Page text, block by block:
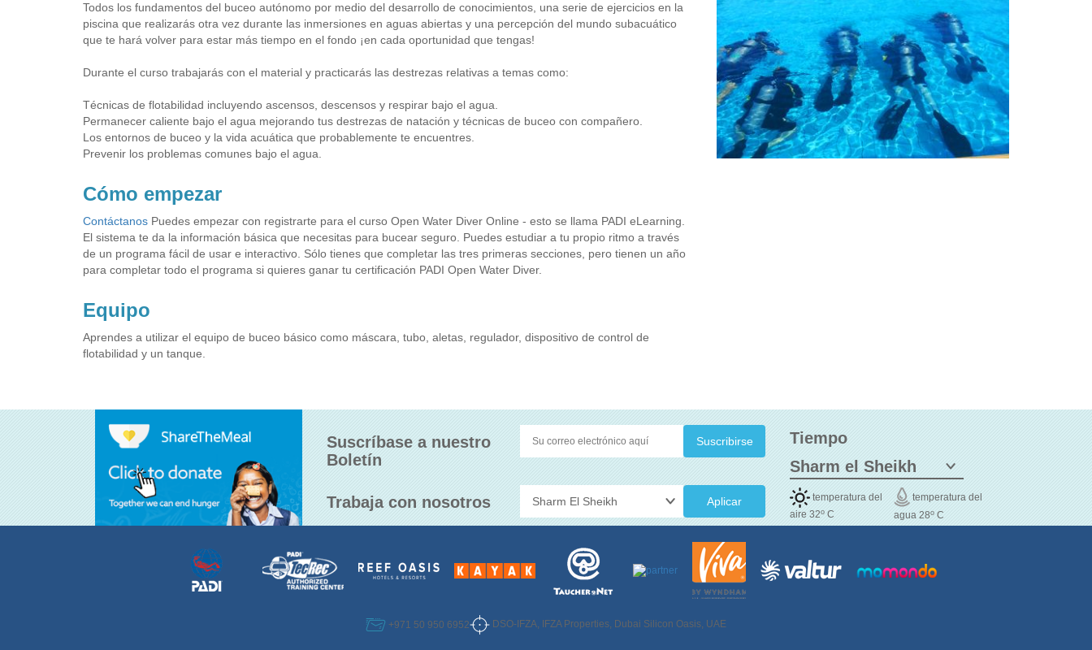
Todos los fundamentos del buceo autónomo por medio del desarrollo de conocimientos, una serie de ejercicios en la
piscina que realizarás otra vez durante las inmersiones en aguas abiertas y una percepción del mundo subacuático
que te hará volver para estar más tiempo en el fondo ¡en cada oportunidad que tengas!
Durante el curso trabajarás con el material y practicarás las destrezas relativas a temas como:
Técnicas de flotabilidad incluyendo ascensos, descensos y respirar bajo el agua.
Permanecer caliente bajo el agua mejorando tus destrezas de natación y técnicas de buceo con compañero.
Los entornos de buceo y la vida acuática que probablemente te encuentres.
Prevenir los problemas comunes bajo el agua.
Cómo empezar
Contáctanos Puedes empezar con registrarte para el curso Open Water Diver Online - esto se llama PADI eLearning.
El sistema te da la información básica que necesitas para bucear seguro. Puedes estudiar a tu propio ritmo a través
de un programa fácil de usar e interactivo. Sólo tienes que completar las tres primeras secciones, pero tienen un año
para completar todo el programa si quieres ganar tu certificación PADI Open Water Diver.
Equipo
Aprendes a utilizar el equipo de buceo básico como máscara, tubo, aletas, regulador, dispositivo de control de
flotabilidad y un tanque.
Suscríbase a nuestro
Boletín
Trabaja con nosotros Aplicar
Tiempo
temperatura del
aire 32o C
temperatura del
agua 28oC
+971 50 950 6952 DSO-IFZA, IFZA Properties, Dubai Silicon Oasis, UAE